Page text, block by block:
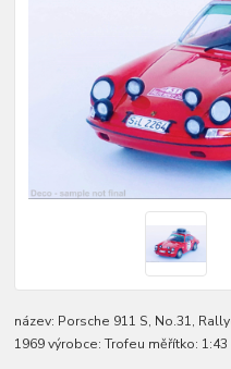
název: Porsche 911 S, No.31,
1969 výrobce: Trofeu měřítko: